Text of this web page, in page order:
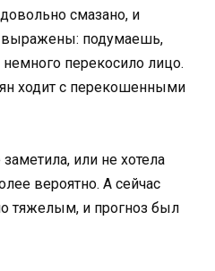
смазано, и
подумаешь,
немного перекосило лицо.
ходит с перекошенными
или не хотела
вероятно. А сейчас
тяжелым, и прогноз был